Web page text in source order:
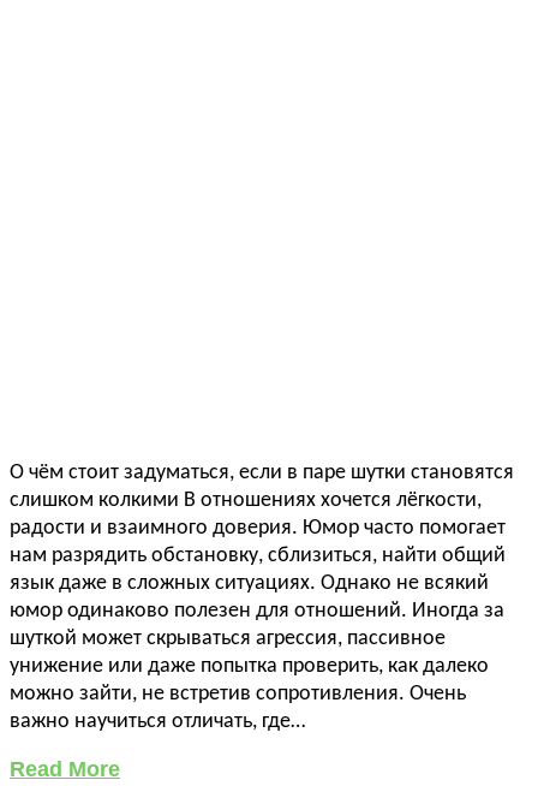
О чём стоит задуматься, если в паре шутки становятся
слишком колкими В отношениях хочется лёгкости,
радости и взаимного доверия. Юмор часто помогает
нам разрядить обстановку, сблизиться, найти общий
язык даже в сложных ситуациях. Однако не всякий
юмор одинаково полезен для отношений. Иногда за
шуткой может скрываться агрессия, пассивное
унижение или даже попытка проверить, как далеко
можно зайти, не встретив сопротивления. Очень
важно научиться отличать, где…
Read More